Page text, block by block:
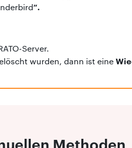
“.
Server.
wurden, dann ist eine
Methoden